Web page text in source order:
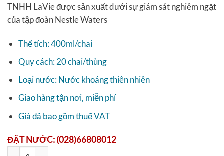
TNHH LaVie được sản xuất dưới sự giám sát nghiêm ngặt
của tập đoàn Nestle Waters
Thể tích: 400ml/chai
Quy cách: 20 chai/thùng
Loại nước: Nước khoáng thiên nhiên
Giao hàng tận nơi, miễn phí
Giá đã bao gồm thuế VAT
ĐẶT NƯỚC: (028)66808012
Nước LaVie Premium 400ml số lượng